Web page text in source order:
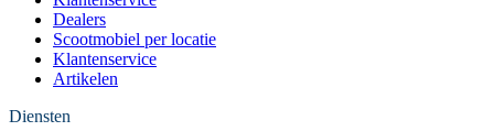
Dealers
Scootmobiel per locatie
Klantenservice
Artikelen
Diensten